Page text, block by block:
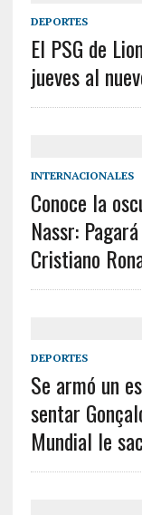
DEPORTES
El PSG de
jueves al
INTERNACIONALES
Conoce la
Nassr:
Cristiano
DEPORTES
Se armó un
sentar
Mundial le